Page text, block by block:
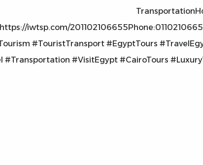
iwtsp.com/
#TouristTransport #EgyptTours
#Transportation #VisitEgypt #CairoTours